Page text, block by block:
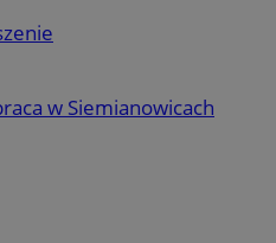
w Siemianowicach